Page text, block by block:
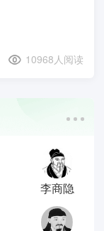
10968人阅读
李商隐